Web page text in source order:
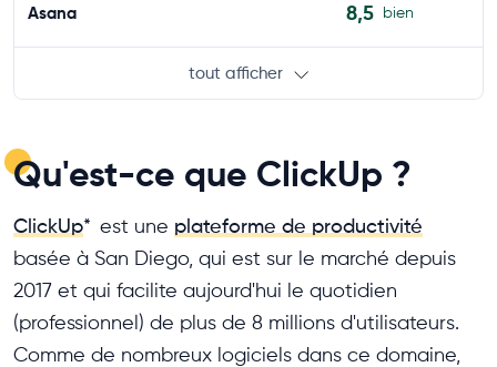
Asana 8,5 bien
tout afficher
Qu'est-ce que ClickUp ?
ClickUp* est une plateforme de productivité
basée à San Diego, qui est sur le marché depuis
2017 et qui facilite aujourd'hui le quotidien
(professionnel) de plus de 8 millions d'utilisateurs.
Comme de nombreux logiciels dans ce domaine,